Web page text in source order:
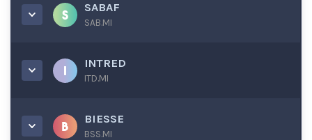
SABAF
SAB.MI
INTRED
ITD.MI
BIESSE
BSS.MI